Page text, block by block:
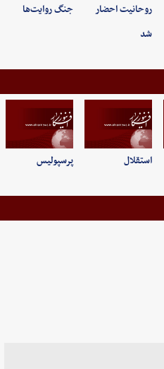
روحانیت احضار
شد
جنگ روایت‌ها
استقلال پرسپولیس